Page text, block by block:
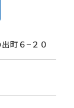
町６−２０